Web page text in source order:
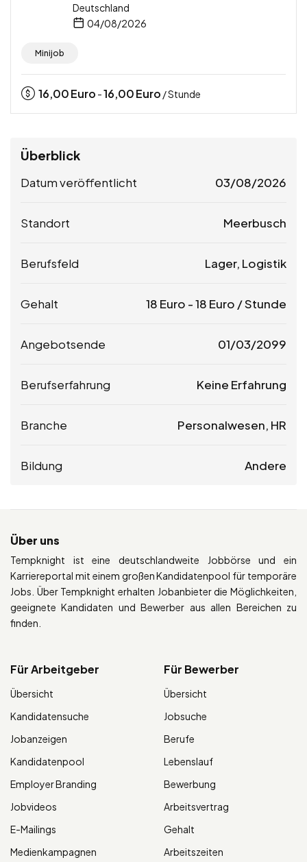
Deutschland
04/08/2026
Minijob
16,00Euro -16,00Euro / Stunde
Überblick
Datum veröffentlicht 03/08/2026
Standort Meerbusch
Berufsfeld Lager, Logistik
Gehalt 18 Euro -18 Euro / Stunde
Angebotsende 01/03/2099
Berufserfahrung Keine Erfahrung
Branche Personalwesen, HR
Bildung Andere
Über uns
Tempknight ist eine deutschlandweite Jobbörse und ein
Karriereportal mit einem großen Kandidatenpool für temporäre
Jobs. Über Tempknight erhalten Jobanbieter die Möglichkeiten,
geeignete Kandidaten und Bewerber aus allen Bereichen zu
finden.
Für Arbeitgeber
Übersicht
Kandidatensuche
Jobanzeigen
Kandidatenpool
Employer Branding
Jobvideos
E-Mailings
Medienkampagnen
Für Bewerber
Übersicht
Jobsuche
Berufe
Lebenslauf
Bewerbung
Arbeitsvertrag
Gehalt
Arbeitszeiten